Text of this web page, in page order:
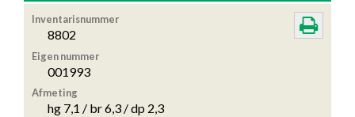
Inventarisnummer
8802
Eigen nummer
001993
Afmeting
hg 7,1 / br 6,3 / dp 2,3